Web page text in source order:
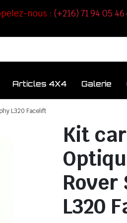
nous : (+216) 71 94 05 46
Articles 4X4 Galerie
L320 Facelift
Kit
Rover
L320